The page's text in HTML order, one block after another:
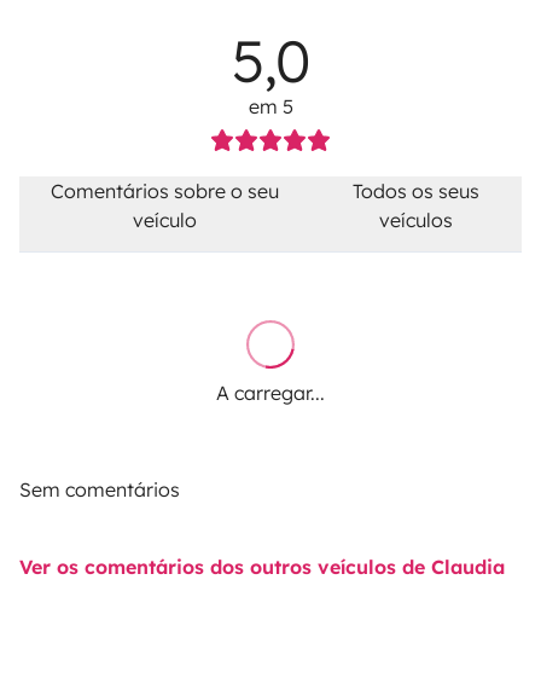
5,0
em 5
Comentários sobre o seu
veículo
Todos os seus
veículos
A carregar...
Sem comentários
Ver os comentários dos outros veículos de Claudia